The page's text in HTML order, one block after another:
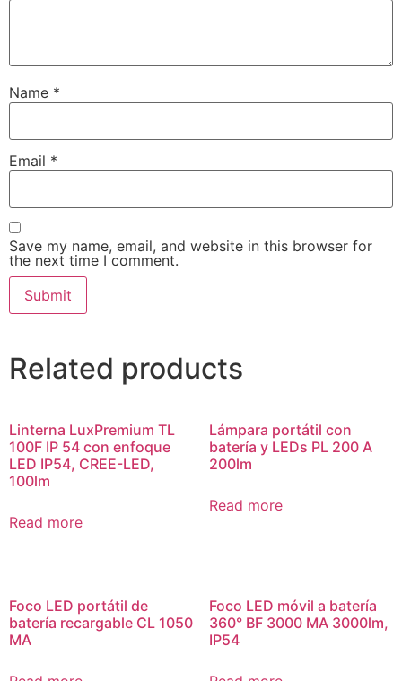
Name *
Email *
Save my name, email, and website in this browser for
the next time I comment.
Related products
Linterna LuxPremium TL
100F IP 54 con enfoque
LED IP54, CREE-LED,
100lm
Read more
Lámpara portátil con
batería y LEDs PL 200 A
200lm
Read more
Foco LED portátil de
batería recargable CL 1050
MA
Foco LED móvil a batería
360° BF 3000 MA 3000lm,
IP54